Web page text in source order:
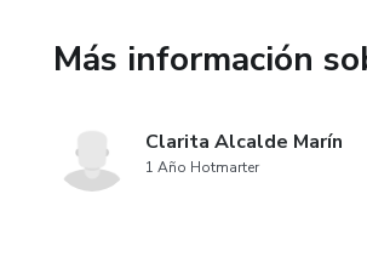
Más información
Clarita Alcalde Marín
1 Año Hotmarter